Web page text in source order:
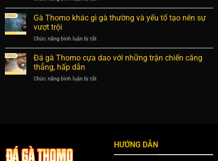
kê
có
ưu
đúng
chuẩn
ra
chiến
kê
Các
dòng
gà
Thomo
và
chiến
bật
Gà Thomo khác gì gà thường và yếu tố tạo nên sự
vượt trội
Chức năng bình luận bị tắtở
Gà
Thomo
gà
Đá gà Thomo cựa dao với những trận chiến căng
thẳng, hấp dẫn
Chức năng bình luận bị tắtở
HƯỚNG DẪN